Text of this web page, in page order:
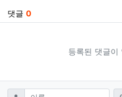
댓글 0
등록된 댓글이
댓글쓰기
이름 필수